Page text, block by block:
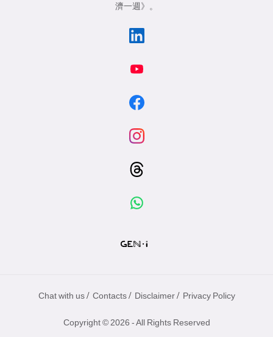
濟一週》
。
Chat with us / Contacts / Disclaimer / Privacy Policy
Copyright © 2026 - All Rights Reserved